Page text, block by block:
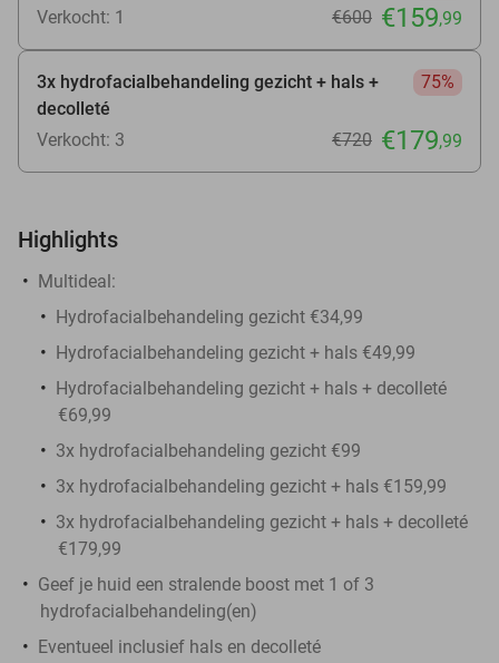
Verkocht: 1
€600 €159,99
3x hydrofacialbehandeling gezicht + hals +
decolleté
75%
Verkocht: 3 €720 €179,99
Highlights
Multideal:
Hydrofacialbehandeling gezicht €34,99
Hydrofacialbehandeling gezicht + hals €49,99
Hydrofacialbehandeling gezicht + hals + decolleté
€69,99
3x hydrofacialbehandeling gezicht €99
3x hydrofacialbehandeling gezicht + hals €159,99
3x hydrofacialbehandeling gezicht + hals + decolleté
€179,99
Geef je huid een stralende boost met 1 of 3
hydrofacialbehandeling(en)
Eventueel inclusief hals en decolleté